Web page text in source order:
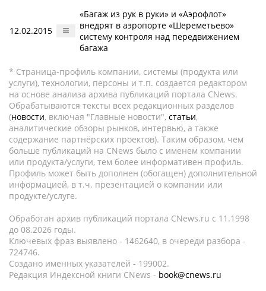
12.02.2015
«Багаж из рук в руки» и «Аэрофлот»
внедрят в аэропорте «Шереметьево»
систему контроля над передвижением
багажа
* Страница-профиль компании, системы (продукта или
услуги), технологии, персоны и т.п. создается редактором
на основе анализа архива публикаций портала CNews.
Обрабатываются тексты всех редакционных разделов
(новости, включая "Главные новости", статьи,
аналитические обзоры рынков, интервью, а также
содержание партнёрских проектов). Таким образом, чем
больше публикаций на CNews было с именем компании
или продукта/услуги, тем более информативен профиль.
Профиль может быть дополнен (обогащен) дополнительной
информацией, в т.ч. презентацией о компании или
продукте/услуге.
Обработан архив публикаций портала CNews.ru c 11.1998
до 08.2026 годы.
Ключевых фраз выявлено - 1462640, в очереди разбора -
724746.
Создано именных указателей - 199002.
Редакция Индексной книги CNews - book@cnews.ru